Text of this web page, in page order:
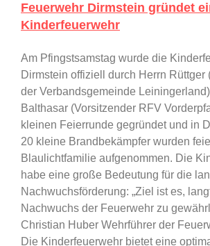
Feuerwehr Dirmstein gründet
Kinderfeuerwehr
Am Pfingstsamstag wurde die
Dirmstein offiziell durch Herrn Rüttger
der Verbandsgemeinde
Balthasar (Vorsitzender RFV
kleinen Feierrunde gegründet und in
20 kleine Brandbekämpfer wurden
Blaulichtfamilie aufgenommen. Die
habe eine große Bedeutung für die
Nachwuchsförderung: „Ziel ist es,
Nachwuchs der Feuerwehr zu
Christian Huber Wehrführer der
Die Kinderfeuerwehr bietet eine